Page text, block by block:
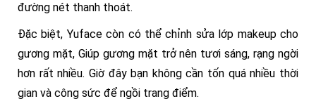
đường nét thanh thoát.
Đặc biệt, Yuface còn có thể chỉnh sửa lớp makeup cho
gương mặt, Giúp gương mặt trở nên tươi sáng, rạng ngời
hơn rất nhiều. Giờ đây bạn không cần tốn quá nhiều thời
gian và công sức để ngồi trang điểm.